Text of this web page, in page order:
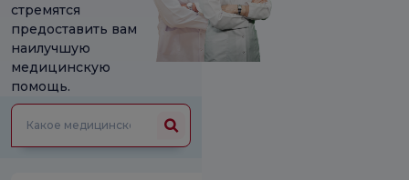
стремятся
предоставить вам
наилучшую
медицинскую
помощь.